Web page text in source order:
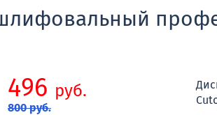
496 руб.
800 руб.